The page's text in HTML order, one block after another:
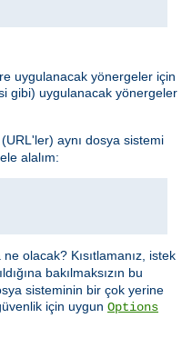
uygulanacak yönergeler için
gibi) uygulanacak yönergeler
aynı dosya sistemi
alalım:
olacak? Kısıtlamanız, istek
bakılmaksızın bu
sisteminin bir çok yerine
için uygun Options